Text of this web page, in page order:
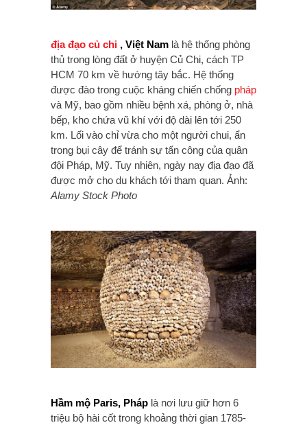
địa đạo củ chi , Việt Nam là hệ thống phòng
thủ trong lòng đất ở huyện Củ Chi, cách TP
HCM 70 km về hướng tây bắc. Hệ thống
được đào trong cuộc kháng chiến chống pháp
và Mỹ, bao gồm nhiều bệnh xá, phòng ở, nhà
bếp, kho chứa vũ khí với độ dài lên tới 250
km. Lối vào chỉ vừa cho một người chui, ẩn
trong bụi cây để tránh sự tấn công của quân
đội Pháp, Mỹ. Tuy nhiên, ngày nay địa đạo đã
được mở cho du khách tới tham quan. Ảnh:
Alamy Stock Photo
Hầm mộ Paris, Pháp là nơi lưu giữ hơn 6
triệu bộ hài cốt trong khoảng thời gian 1785-